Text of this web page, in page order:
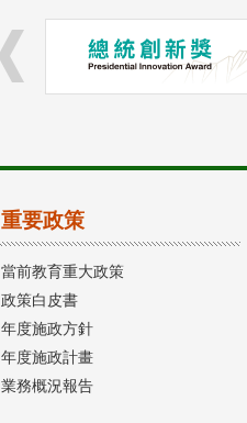
重要政策
當前教育重大政策
政策白皮書
年度施政方針
年度施政計畫
業務概況報告